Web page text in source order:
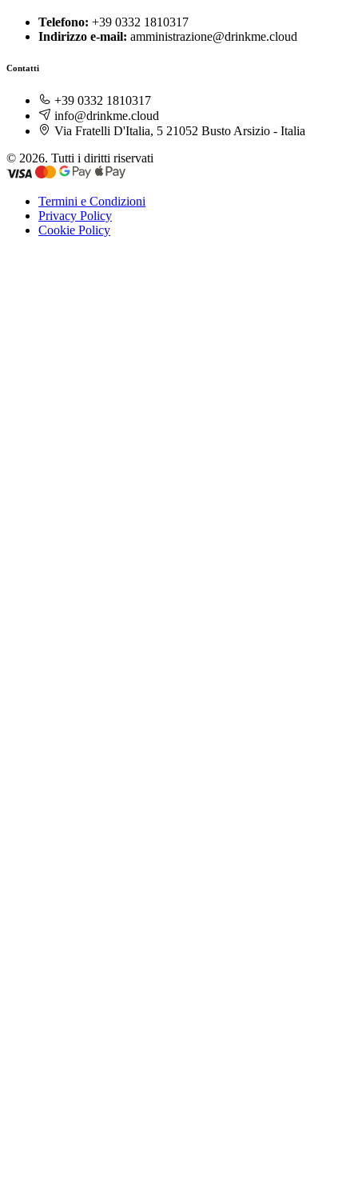
Telefono: +39 0332 1810317
Indirizzo e-mail: amministrazione@drinkme.cloud
Contatti
+39 0332 1810317
info@drinkme.cloud
Via Fratelli D'Italia, 5 21052 Busto Arsizio - Italia
© 2026. Tutti i diritti riservati
Termini e Condizioni
Privacy Policy
Cookie Policy